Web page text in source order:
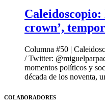
Caleidoscopio:
crown’,
Columna #50 |
/ Twitter:
momentos políticos y
década de los noventa,
COLABORADORES